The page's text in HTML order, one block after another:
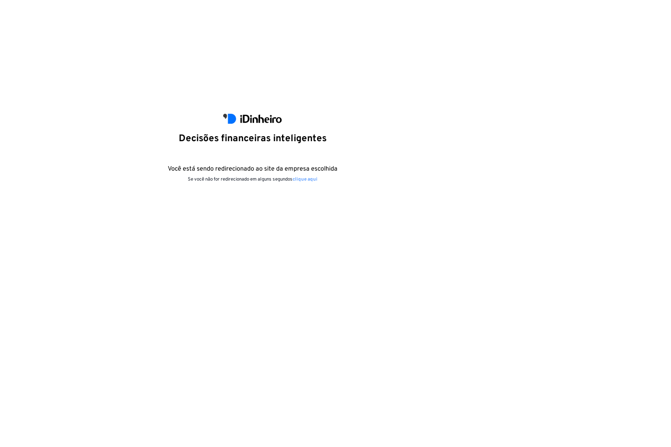
Decisões financeiras inteligentes
Você está sendo redirecionado ao site da empresa escolhida
Se você não for redirecionado em alguns segundosclique aqui